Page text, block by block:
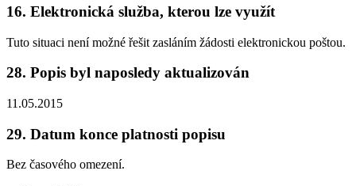
16. Elektronická služba, kterou lze využít
Tuto situaci není možné řešit zasláním žádosti elektronickou poštou.
28. Popis byl naposledy aktualizován
11.05.2015
29. Datum konce platnosti popisu
Bez časového omezení.